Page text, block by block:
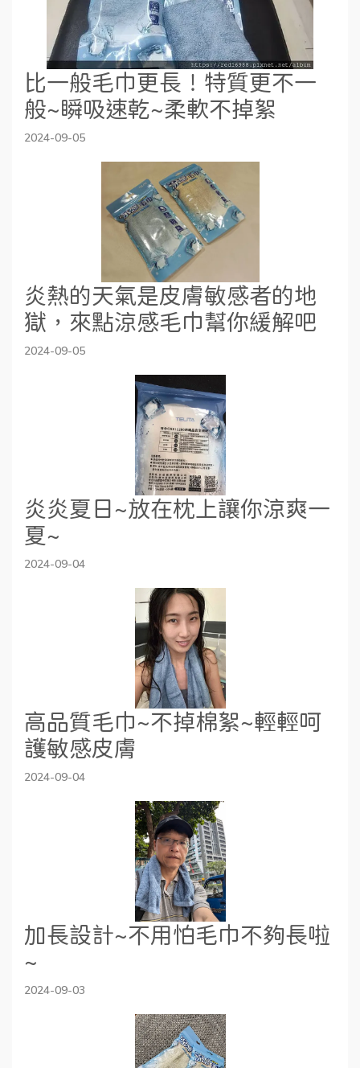
比一般毛巾更長！特質更不一
般~瞬吸速乾~柔軟不掉絮
2024-09-05
炎熱的天氣是皮膚敏感者的地
獄，來點涼感毛巾幫你緩解吧
2024-09-05
炎炎夏日~放在枕上讓你涼爽一
夏~
2024-09-04
高品質毛巾~不掉棉絮~輕輕呵
護敏感皮膚
2024-09-04
加長設計~不用怕毛巾不夠長啦
~
2024-09-03